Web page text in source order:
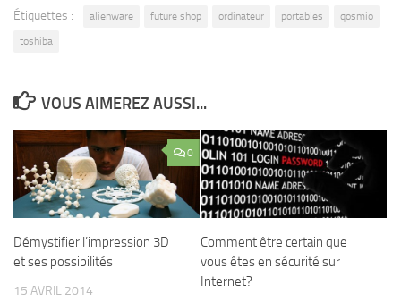
Étiquettes : alienware future shop ordinateur portables
qosmio
toshiba
VOUS AIMEREZ AUSSI...
0
Démystifier l’impression 3D
et ses possibilités
15 AVRIL 2014
Comment être certain que
vous êtes en sécurité sur
Internet?